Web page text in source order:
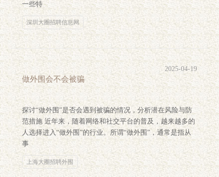
一些特
深圳大圈招聘信息网
做外围会不会被骗
2025-04-19
探讨“做外围”是否会遇到被骗的情况，分析潜在风险与防
范措施 近年来，随着网络和社交平台的普及，越来越多的
人选择进入“做外围”的行业。所谓“做外围”，通常是指从
事
上海大圈招聘外围